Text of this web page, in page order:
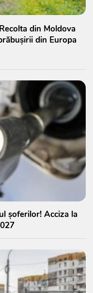
din Moldova
din Europa
șoferilor! Acciza la